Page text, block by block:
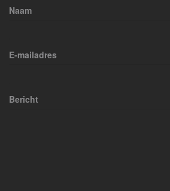
Naam
E-mailadres
Bericht